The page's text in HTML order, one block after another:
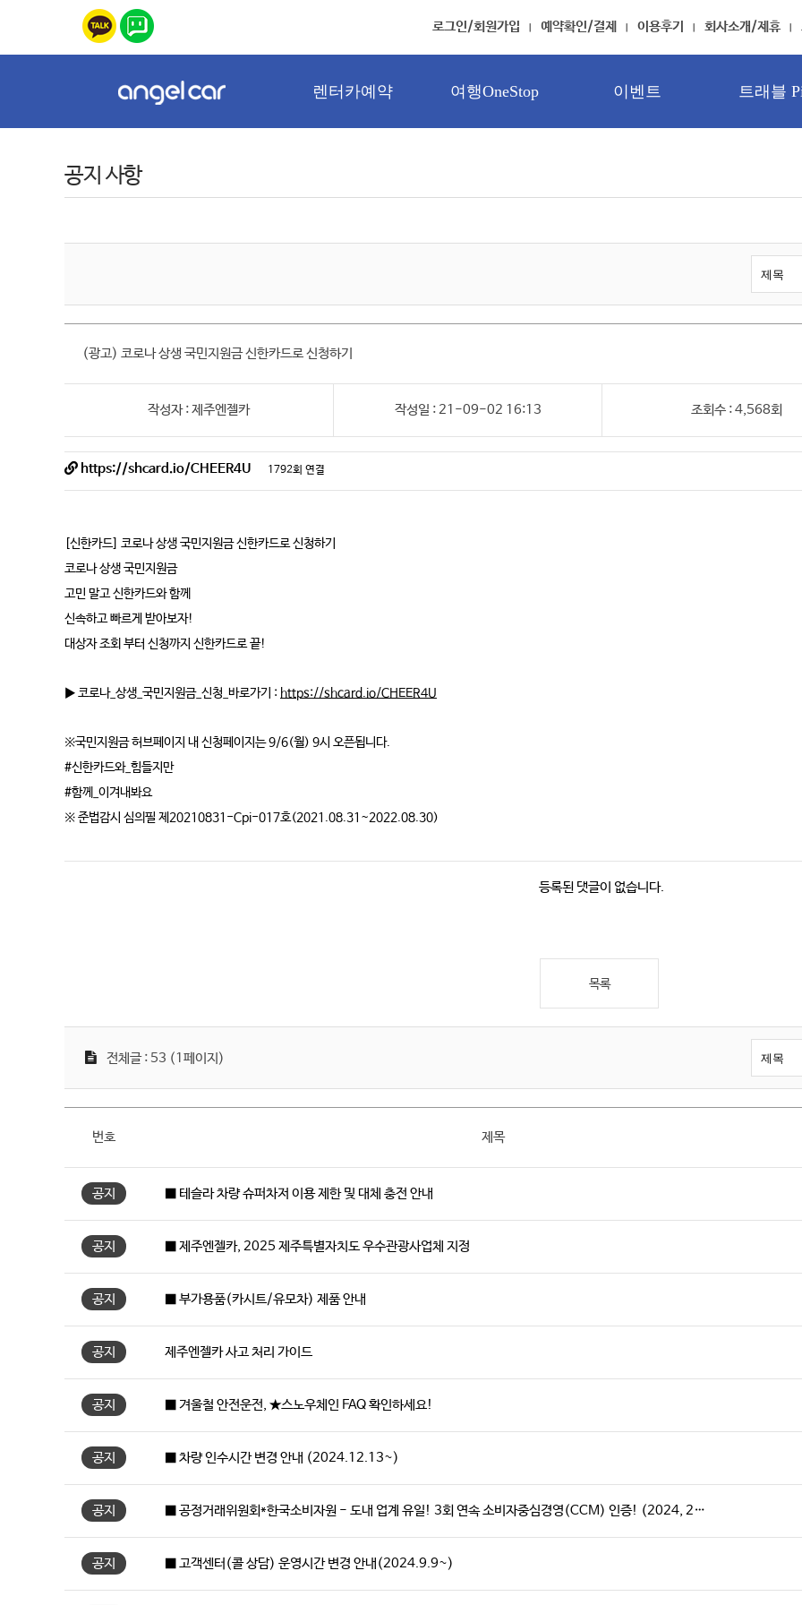
로그인/회원가입 예약확인/결제 이용후기 회사소개/제휴
렌터카예약 여행OneStop 이벤트 트래블
공지 사항
(광고) 코로나 상생 국민지원금 신한카드로 신청하기
작성자 : 제주엔젤카 작성일 : 21-09-02 16:13 조회수 : 4,568회
https://shcard.io/CHEER4U 1792회 연결
[신한카드] 코로나 상생 국민지원금 신한카드로 신청하기
코로나 상생 국민지원금
고민 말고 신한카드와 함께
신속하고 빠르게 받아보자!
대상자 조회 부터 신청까지 신한카드로 끝!
▶ 코로나_상생_국민지원금_신청_바로가기 : https://shcard.io/CHEER4U
※국민지원금 허브페이지 내 신청페이지는 9/6(월) 9시 오픈됩니다.
#신한카드와_힘들지만
#함께_이겨내봐요
※ 준법감시 심의필 제20210831-Cpi-017호(2021.08.31~2022.08.30)
등록된 댓글이 없습니다.
목록
전체글 : 53 (1페이지)
번호 제목
공지 ■ 테슬라 차량 슈퍼차저 이용 제한 및 대체 충전 안내
공지 ■ 제주엔젤카, 2025 제주특별자치도 우수관광사업체 지정
공지 ■ 부가용품(카시트/유모차) 제품 안내
공지 제주엔젤카 사고 처리 가이드
공지 ■ 겨울철 안전운전, ★스노우체인 FAQ 확인하세요!
공지 ■ 차량 인수시간 변경 안내 (2024.12.13~)
공지 ■ 공정거래위원회*한국소비자원 - 도내 업계 유일! 3회 연속 소비자중심경영(CCM) 인증! (2024, 2…
공지 ■ 고객센터(콜 상담) 운영시간 변경 안내(2024.9.9~)